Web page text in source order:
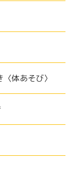
体あそび〉